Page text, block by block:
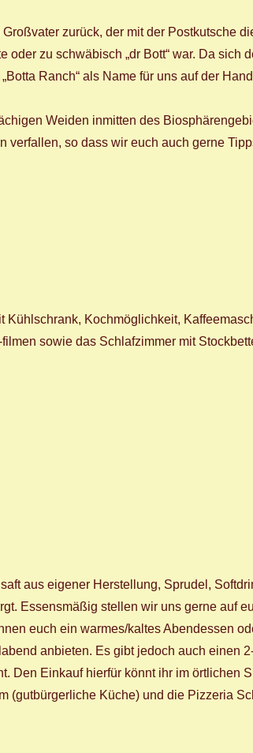
zurück, der mit der Postkutsche
oder zu schwäbisch „dr Bott“ war. Da sich
Ranch“ als Name für uns auf der
Weiden inmitten des
verfallen, so dass wir euch auch gerne
Kühlschrank, Kochmöglichkeit,
sowie das Schlafzimmer mit
aus eigener Herstellung, Sprudel,
Essensmäßig stellen wir uns gerne auf
euch ein warmes/kaltes Abendessen
anbieten. Es gibt jedoch auch einen
Den Einkauf hierfür könnt ihr im örtlichen
(gutbürgerliche Küche) und die Pizzeria